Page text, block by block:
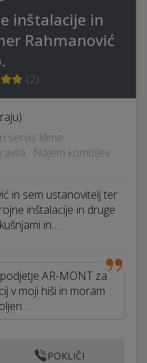
inštalacije in
Rahmanović
(2)
servis klime ·
· Najem kombijev ·
in sem ustanovitelj ter
inštalacije in druge
in…
AR-MONT za
v moji hiši in moram
POKLIČI